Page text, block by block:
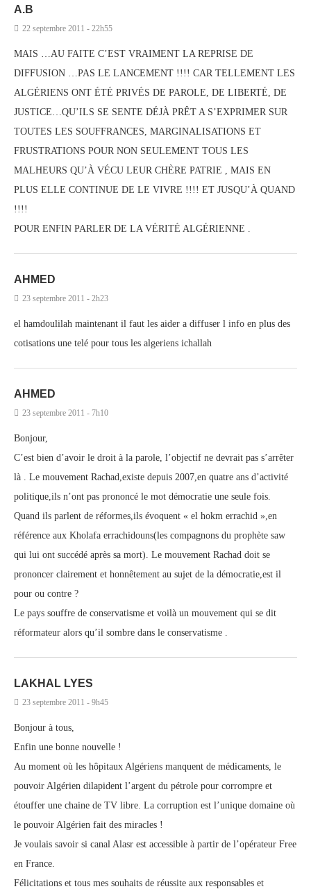
A.B
22 septembre 2011 - 22h55
MAIS …AU FAITE C’EST VRAIMENT LA REPRISE DE
DIFFUSION …PAS LE LANCEMENT !!!! CAR TELLEMENT LES
ALGÉRIENS ONT ÉTÉ PRIVÉS DE PAROLE, DE LIBERTÉ, DE
JUSTICE…QU’ILS SE SENTE DÉJÀ PRÊT A S’EXPRIMER SUR
TOUTES LES SOUFFRANCES, MARGINALISATIONS ET
FRUSTRATIONS POUR NON SEULEMENT TOUS LES
MALHEURS QU’À VÉCU LEUR CHÈRE PATRIE , MAIS EN
PLUS ELLE CONTINUE DE LE VIVRE !!!! ET JUSQU’À QUAND
!!!!
POUR ENFIN PARLER DE LA VÉRITÉ ALGÉRIENNE .
AHMED
23 septembre 2011 - 2h23
el hamdoulilah maintenant il faut les aider a diffuser l info en plus des
cotisations une telé pour tous les algeriens ichallah
AHMED
23 septembre 2011 - 7h10
Bonjour,
C’est bien d’avoir le droit à la parole, l’objectif ne devrait pas s’arrêter
là . Le mouvement Rachad,existe depuis 2007,en quatre ans d’activité
politique,ils n’ont pas prononcé le mot démocratie une seule fois.
Quand ils parlent de réformes,ils évoquent « el hokm errachid »,en
référence aux Kholafa errachidouns(les compagnons du prophète saw
qui lui ont succédé après sa mort). Le mouvement Rachad doit se
prononcer clairement et honnêtement au sujet de la démocratie,est il
pour ou contre ?
Le pays souffre de conservatisme et voilà un mouvement qui se dit
réformateur alors qu’il sombre dans le conservatisme .
LAKHAL LYES
23 septembre 2011 - 9h45
Bonjour à tous,
Enfin une bonne nouvelle !
Au moment où les hôpitaux Algériens manquent de médicaments, le
pouvoir Algérien dilapident l’argent du pétrole pour corrompre et
étouffer une chaine de TV libre. La corruption est l’unique domaine où
le pouvoir Algérien fait des miracles !
Je voulais savoir si canal Alasr est accessible à partir de l’opérateur Free
en France.
Félicitations et tous mes souhaits de réussite aux responsables et